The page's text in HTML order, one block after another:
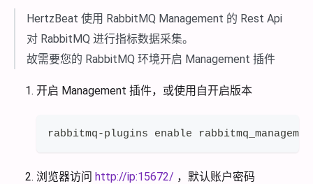
HertzBeat 使用 RabbitMQ Management 的 Rest Api
对 RabbitMQ 进行指标数据采集。
故需要您的 RabbitMQ 环境开启 Management 插件
开启 Management 插件，或使用自开启版本
rabbitmq-plugins enable
浏览器访问 http://ip:15672/ ，默认账户密码